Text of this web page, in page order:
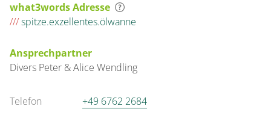
what3words Adresse
///spitze.exzellentes.ölwanne
Ansprechpartner
Divers Peter & Alice Wendling
Telefon
+49 6762 2684